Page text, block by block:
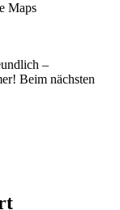
Maps
–
Beim nächsten